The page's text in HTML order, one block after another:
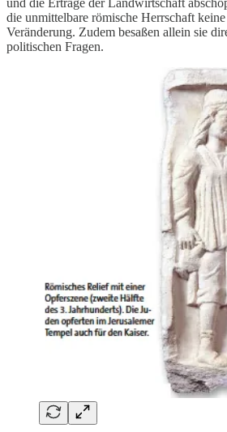
und die Erträge der Landwirtschaft
die unmittelbare römische Herrschaft
Veränderung. Zudem besaßen allein sie
politischen Fragen.